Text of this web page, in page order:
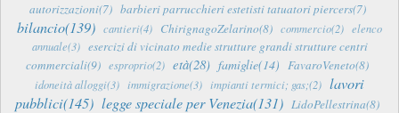
autorizzazioni(7) barbieri parrucchieri estetisti tatuatori piercers(7)
bilancio(139) cantieri(4) ChirignagoZelarino(8) commercio(2) elenco
annuale(3) esercizi di vicinato medie strutture grandi strutture centri
commerciali(9) esproprio(2) età(28) famiglie(14) FavaroVeneto(8)
idoneità alloggi(3) immigrazione(3) impianti termici; gas;(2) lavori
pubblici(145) legge speciale per Venezia(131) LidoPellestrina(8)